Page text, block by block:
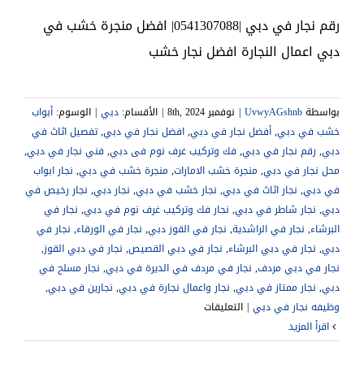
رقم نجار في دبي |0541307088| افضل منجرة خشب في
دبي اعمال النجارة افضل نجار خشب
بواسطةUvwyAGshnb
| نوفمبر 8th, 2024 | الأقسام: دبي | الوسوم: أبواب
خشب في دبي,أفضل نجار في دبي,افضل نجار في دبي,تفصيل اثاث في
دبي, رقم نجار في دبي, فك وتركيب غرف نوم فى دبي, فني نجار في دبي,
محل نجار في دبي, منجرة خشب الامارات, منجرة خشب في دبي, نجار ابواب
في دبي, نجار اثاث في دبي, نجار خشب في دبي, نجار دبي, نجار رخيص في
دبي, نجار شاطر في دبي, نجار فك وتركيب غرف نوم في دبي, نجار في
البرشاء, نجار في الراشدية, نجار في القوز دبي, نجار في الورقاء, نجار في
دبي, نجار في دبي البرشاء, نجار في دبي القصيص, نجار في دبي القوز,
نجار في دبي مردف, نجار في مردف في الديرة في دبي, نجار مسلح في
دبي, نجار ممتاز في دبي, نجار واعمال نجارة في دبي, نجارين في دبي,
وظيفه نجار في دبي | التعليقاتعلى
في